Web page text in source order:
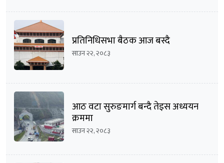
प्रतिनिधिसभा बैठक आज बस्दै
साउन २२, २०८३
आठ वटा सुरुङमार्ग बन्दै तेइस अध्ययन
क्रममा
साउन २२, २०८३